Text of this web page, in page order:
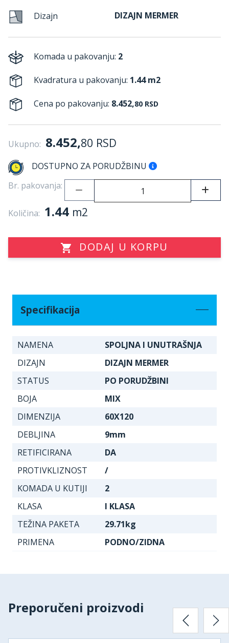
Dizajn DIZAJN MERMER
Komada u pakovanju: 2
Kvadratura u pakovanju: 1.44 m2
Cena po pakovanju: 8.452,80 RSD
Ukupno: 8.452,80 RSD
DOSTUPNO ZA PORUDŽBINU
Br. pakovanja:
Količina: 1.44 m2
DODAJ U KORPU
Specifikacija
NAMENA
SPOLJNA I UNUTRAŠNJA
DIZAJN
DIZAJN MERMER
STATUS
PO PORUDŽBINI
BOJA
MIX
DIMENZIJA
60X120
DEBLJINA
9mm
RETIFICIRANA
DA
PROTIVKLIZNOST
/
KOMADA U KUTIJI
2
KLASA
I KLASA
TEŽINA PAKETA
29.71kg
PRIMENA
PODNO/ZIDNA
Preporučeni proizvodi